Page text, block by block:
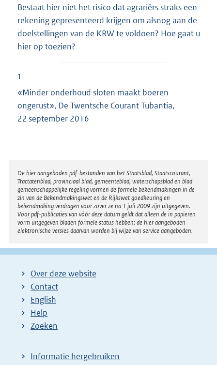
Bestaat hier niet het risico dat agrariërs straks een
rekening gepresenteerd krijgen om alsnog aan de
doelstellingen van de KRW te voldoen? Hoe gaat u
hier op toezien?
1
«Minder onderhoud sloten maakt boeren
ongerust», De Twentsche Courant Tubantia,
22 september 2016
Disclaimer
De hier aangeboden pdf-bestanden van het Staatsblad, Staatscourant,
Tractatenblad, provinciaal blad, gemeenteblad, waterschapsblad en blad
gemeenschappelijke regeling vormen de formele bekendmakingen in de
zin van de Bekendmakingswet en de Rijkswet goedkeuring en
bekendmaking verdragen voor zover ze na 1 juli 2009 zijn uitgegeven.
Voor pdf-publicaties van vóór deze datum geldt dat alleen de in papieren
vorm uitgegeven bladen formele status hebben; de hier aangeboden
elektronische versies daarvan worden bij wijze van service aangeboden.
Over deze website
Contact
English
Help
Zoeken
Informatie hergebruiken